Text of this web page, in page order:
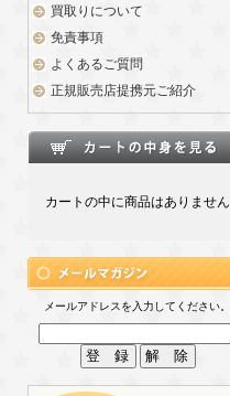
買取りについて
免責事項
よくあるご質問
正規販売店提携元ご紹介
カートの中に商品はありません
メールアドレスを入力してください。